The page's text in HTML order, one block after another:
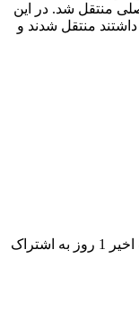
منتقل شد. در این
منتقل شدند و
با توجه به مشکل دانلود طی 24 ساعت اخیر 1 روز به اشتراک